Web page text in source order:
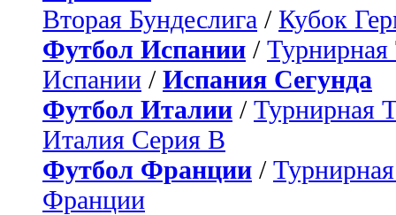
Вторая Бундеслига / Кубок
Футбол Испании / Турнирная
Испании / Испания Сегунда
Футбол Италии / Турнирная
Италия Серия B
Футбол Франции /
Франции